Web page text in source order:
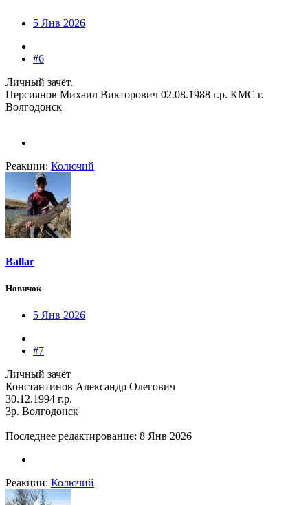
5 Янв 2026
#6
Личный зачёт.
Персиянов Михаил Викторович 02.08.1988 г.р. КМС г.
Волгодонск
Реакции: Колючий
Ballar
Новичок
5 Янв 2026
#7
Личный зачёт
Константинов Александр Олегович
30.12.1994 г.р.
3р. Волгодонск
Последнее редактирование: 8 Янв 2026
Реакции: Колючий